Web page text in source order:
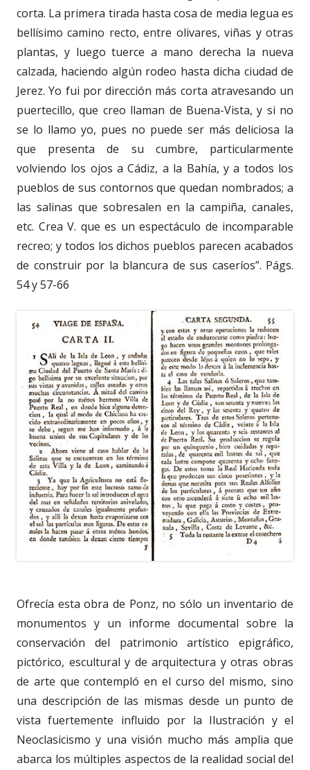
corta. La primera tirada hasta cosa de media legua es
bellísimo camino recto, entre olivares, viñas y otras
plantas, y luego tuerce a mano derecha la nueva
calzada, haciendo algún rodeo hasta dicha ciudad de
Jerez. Yo fui por dirección más corta atravesando un
puertecillo, que creo llaman de Buena-Vista, y si no
se lo llamo yo, pues no puede ser más deliciosa la
que presenta de su cumbre, particularmente
volviendo los ojos a Cádiz, a la Bahía, y a todos los
pueblos de sus contornos que quedan nombrados; a
las salinas que sobresalen en la campiña, canales,
etc. Crea V. que es un espectáculo de incomparable
recreo; y todos los dichos pueblos parecen acabados
de construir por la blancura de sus caseríos”. Págs.
54 y 57-66
Ofrecía esta obra de Ponz, no sólo un inventario de
monumentos y un informe documental sobre la
conservación del patrimonio artístico epigráfico,
pictórico, escultural y de arquitectura y otras obras
de arte que contempló en el curso del mismo, sino
una descripción de las mismas desde un punto de
vista fuertemente influido por la Ilustración y el
Neoclasicismo y una visión mucho más amplia que
abarca los múltiples aspectos de la realidad social del